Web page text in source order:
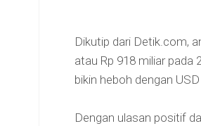
Dikutip dari Detik.com,
atau Rp 918 miliar pada
bikin heboh dengan
Dengan ulasan positif